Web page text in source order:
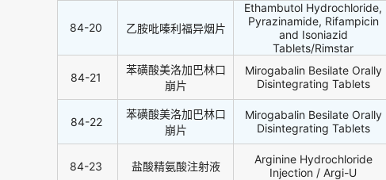
84-20 乙胺吡嗪利福异烟片
Ethambutol Hydrochloride,
Pyrazinamide, Rifampicin
and Isoniazid
Tablets/Rimstar
84-21
苯磺酸美洛加巴林口
崩片
Mirogabalin Besilate Orally
Disintegrating Tablets
84-22
苯磺酸美洛加巴林口
崩片
Mirogabalin Besilate Orally
Disintegrating Tablets
84-23 盐酸精氨酸注射液
Arginine Hydrochloride
Injection / Argi-U